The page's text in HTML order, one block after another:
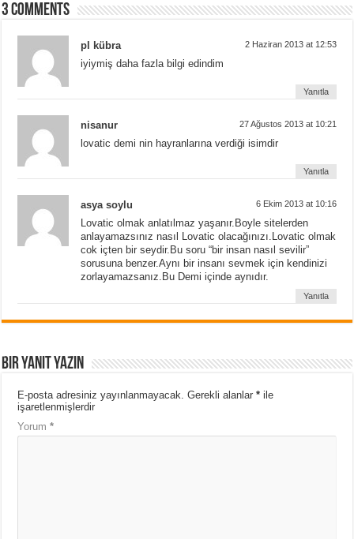
3 comments
pl kübra 2 Haziran 2013 at 12:53
iyiymiş daha fazla bilgi edindim
Yanıtla
nisanur 27 Ağustos 2013 at 10:21
lovatic demi nin hayranlarına verdiği isimdir
Yanıtla
asya soylu 6 Ekim 2013 at 10:16
Lovatic olmak anlatılmaz yaşanır.Boyle sitelerden
anlayamazsınız nasıl Lovatic olacağınızı.Lovatic olmak
cok içten bir seydir.Bu soru “bir insan nasıl sevilir”
sorusuna benzer.Aynı bir insanı sevmek için kendinizi
zorlayamazsanız.Bu Demi içinde aynıdır.
Yanıtla
Bir yanıt yazın
E-posta adresiniz yayınlanmayacak. Gerekli alanlar* ile
işaretlenmişlerdir
Yorum*